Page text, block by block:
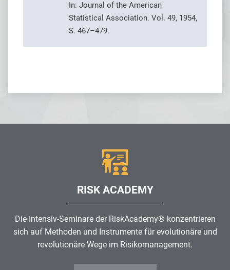
In: Journal of the American
Statistical Association. Vol. 49, 1954,
S. 467–479.
RISK ACADEMY
Die Intensiv-Seminare der RiskAcademy® konzentrieren
sich auf Methoden und Instrumente für evolutionäre und
revolutionäre Wege im Risikomanagement.